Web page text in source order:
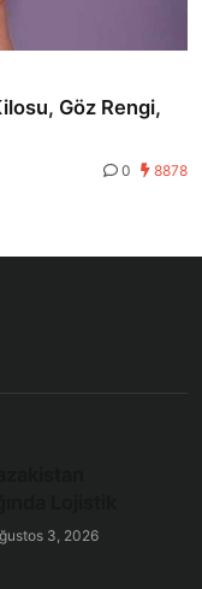
Göz Rengi,
0 8878
3, 2026